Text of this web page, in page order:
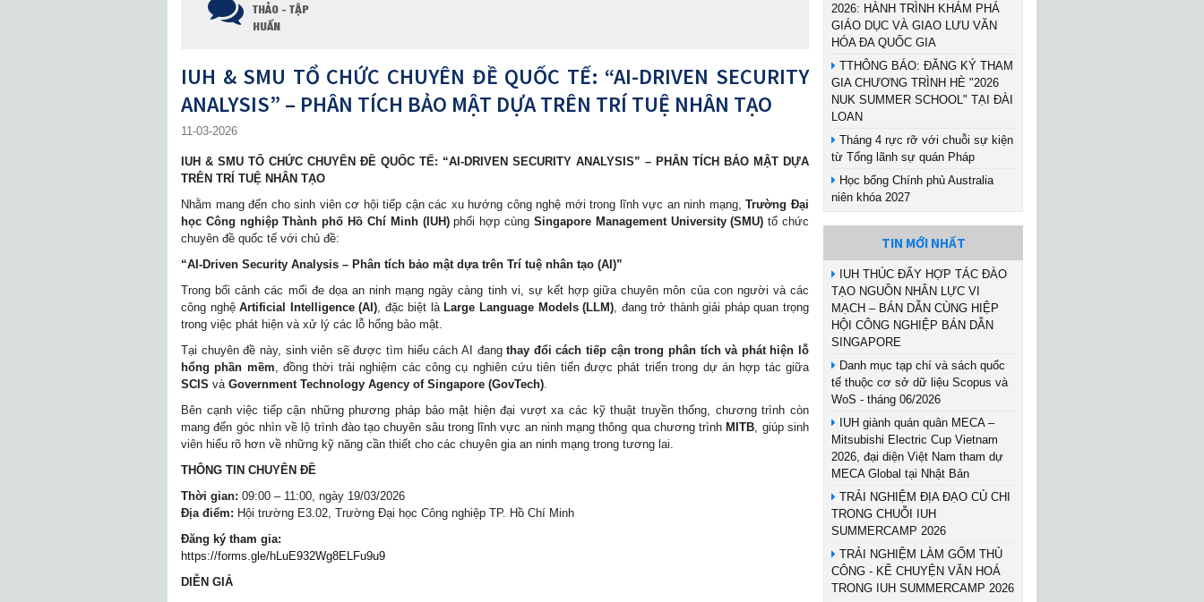
THẢO - TẬP
HUẤN
IUH & SMU TỔ CHỨC CHUYÊN ĐỀ QUỐC TẾ: “AI-DRIVEN SECURITY
ANALYSIS” – PHÂN TÍCH BẢO MẬT DỰA TRÊN TRÍ TUỆ NHÂN TẠO
11-03-2026
IUH & SMU TỔ CHỨC CHUYÊN ĐỀ QUỐC TẾ: “AI-DRIVEN SECURITY ANALYSIS” – PHÂN TÍCH BẢO MẬT DỰA
TRÊN TRÍ TUỆ NHÂN TẠO
Nhằm mang đến cho sinh viên cơ hội tiếp cận các xu hướng công nghệ mới trong lĩnh vực an ninh mạng,Trường Đại
học Công nghiệp Thành phố Hồ Chí Minh (IUH)phối hợp cùng Singapore Management University (SMU) tổ chức
chuyên đề quốc tế với chủ đề:
“AI-Driven Security Analysis – Phân tích bảo mật dựa trên Trí tuệ nhân tạo (AI)”
Trong bối cảnh các mối đe dọa an ninh mạng ngày càng tinh vi, sự kết hợp giữa chuyên môn của con người và các
công nghệArtificial Intelligence (AI), đặc biệt là Large Language Models (LLM), đang trở thành giải pháp quan trọng
trong việc phát hiện và xử lý các lỗ hổng bảo mật.
Tại chuyên đề này, sinh viên sẽ được tìm hiểu cách AI đangthay đổi cách tiếp cận trong phân tích và phát hiện lỗ
hổng phần mềm, đồng thời trải nghiệm các công cụ nghiên cứu tiên tiến được phát triển trong dự án hợp tác giữa
SCIS và Government Technology Agency of Singapore (GovTech).
Bên cạnh việc tiếp cận những phương pháp bảo mật hiện đại vượt xa các kỹ thuật truyền thống, chương trình còn
mang đến góc nhìn về lộ trình đào tạo chuyên sâu trong lĩnh vực an ninh mạng thông qua chương trình MITB, giúp sinh
viên hiểu rõ hơn về những kỹ năng cần thiết cho các chuyên gia an ninh mạng trong tương lai.
THÔNG TIN CHUYÊN ĐỀ
Thời gian: 09:00 – 11:00, ngày 19/03/2026
Địa điểm: Hội trường E3.02, Trường Đại học Công nghiệp TP. Hồ Chí Minh
Đăng ký tham gia:
https://forms.gle/hLuE932Wg8ELFu9u9
DIỄN GIẢ
2026: HÀNH TRÌNH KHÁM PHÁ
GIÁO DỤC VÀ GIAO LƯU VĂN
HÓA ĐA QUỐC GIA
TTHÔNG BÁO: ĐĂNG KÝ THAM
GIA CHƯƠNG TRÌNH HÈ "2026
NUK SUMMER SCHOOL" TẠI ĐÀI
LOAN
Tháng 4 rực rỡ với chuỗi sự kiện
từ Tổng lãnh sự quán Pháp
Học bổng Chính phủ Australia
niên khóa 2027
TIN MỚI NHẤT
IUH THÚC ĐẨY HỢP TÁC ĐÀO
TẠO NGUỒN NHÂN LỰC VI
MẠCH – BÁN DẪN CÙNG HIỆP
HỘI CÔNG NGHIỆP BÁN DẪN
SINGAPORE
Danh mục tạp chí và sách quốc
tế thuộc cơ sở dữ liệu Scopus và
WoS - tháng 06/2026
IUH giành quán quân MECA –
Mitsubishi Electric Cup Vietnam
2026, đại diện Việt Nam tham dự
MECA Global tại Nhật Bản
TRẢI NGHIỆM ĐỊA ĐẠO CỦ CHI
TRONG CHUỖI IUH
SUMMERCAMP 2026
TRẢI NGHIỆM LÀM GỐM THỦ
CÔNG - KỂ CHUYỆN VĂN HOÁ
TRONG IUH SUMMERCAMP 2026